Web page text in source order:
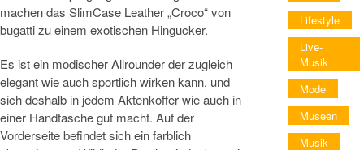
machen das SlimCase Leather „Croco“ von
bugatti zu einem exotischen Hingucker.
Es ist ein modischer Allrounder der zugleich
elegant wie auch sportlich wirken kann, und
sich deshalb in jedem Aktenkoffer wie auch in
einer Handtasche gut macht. Auf der
Vorderseite befindet sich ein farblich
Lifestyle
Live-
Musik
Mode
Museen
Musik